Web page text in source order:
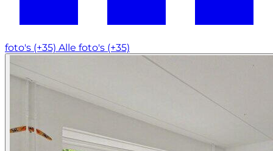
foto's (+35) Alle foto's (+35)